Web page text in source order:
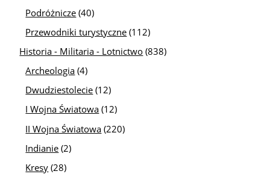
Podróżnicze (40)
Przewodniki turystyczne (112)
Historia - Militaria - Lotnictwo (838)
Archeologia (4)
Dwudziestolecie (12)
I Wojna Światowa (12)
II Wojna Światowa (220)
Indianie (2)
Kresy (28)